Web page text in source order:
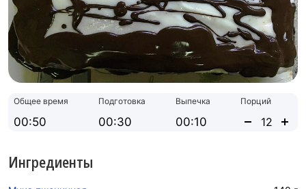
Общее время
00:50
Подготовка
00:30
Выпечка
00:10
Порций
Ингредиенты